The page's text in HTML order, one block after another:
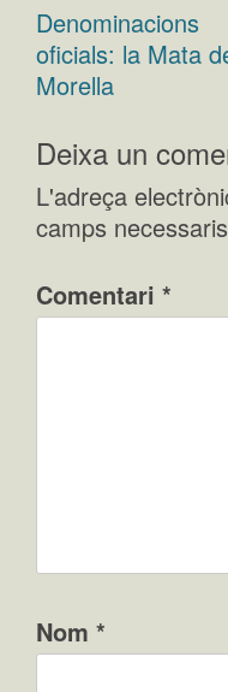
Navegació
d'entrades
Denominacions
oficials: la Mata
Morella
Deixa un
L'adreça
camps
Comentari *
Nom *